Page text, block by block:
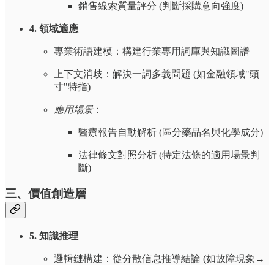
銷售線索質量評分 (判斷採購意向強度)
4. 領域適應
專業術語建模：構建行業專用詞庫與知識圖譜
上下文消歧：解決一詞多義問題 (如金融領域"頭
寸"特指)
應用場景：
醫療報告自動解析 (區分藥品名與化學成分)
法律條文對照分析 (特定法條的適用場景判
斷)
三、價值創造層
5. 知識推理
邏輯鏈構建：從分散信息推導結論 (如故障現象→